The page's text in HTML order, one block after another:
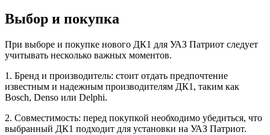
Выбор и покупка
При выборе и покупке нового ДК1 для УАЗ Патриот следует
учитывать несколько важных моментов.
1. Бренд и производитель: стоит отдать предпочтение
известным и надежным производителям ДК1, таким как
Bosch, Denso или Delphi.
2. Совместимость: перед покупкой необходимо убедиться, что
выбранный ДК1 подходит для установки на УАЗ Патриот.